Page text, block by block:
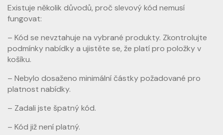
Existuje několik důvodů, proč slevový kód nemusí
fungovat:
– Kód se nevztahuje na vybrané produkty. Zkontrolujte
podmínky nabídky a ujistěte se, že platí pro položky v
košíku.
– Nebylo dosaženo minimální částky požadované pro
platnost nabídky.
– Zadali jste špatný kód.
– Kód již není platný.